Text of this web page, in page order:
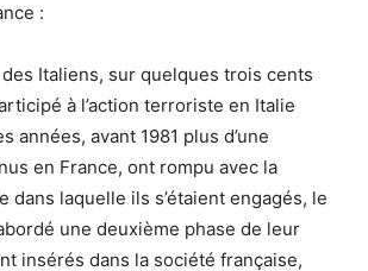
:
Italiens, sur quelques trois cents
à l’action terroriste en Italie
années, avant 1981 plus d’une
en France, ont rompu avec la
dans laquelle ils s’étaient engagés, le
une deuxième phase de leur
insérés dans la société française,